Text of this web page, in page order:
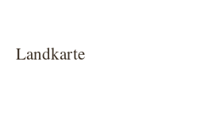
Landkarte